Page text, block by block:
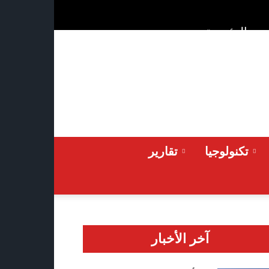
Sunday 2026-08-09 الرئيسية
تكنولوجيا تقارير
آخر الأخبار